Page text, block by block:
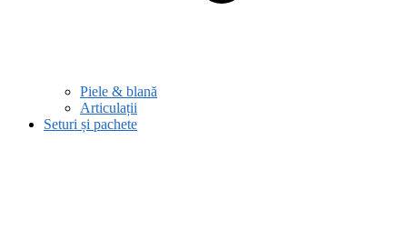
Piele & blană
Articulații
Seturi și pachete